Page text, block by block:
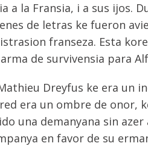
a la Fransia, i a sus ijos.
de letras ke fueron
franseza. Esta
de survivensia para
Dreyfus ke era un
era un ombre de onor,
una demanyana sin azer
en favor de su